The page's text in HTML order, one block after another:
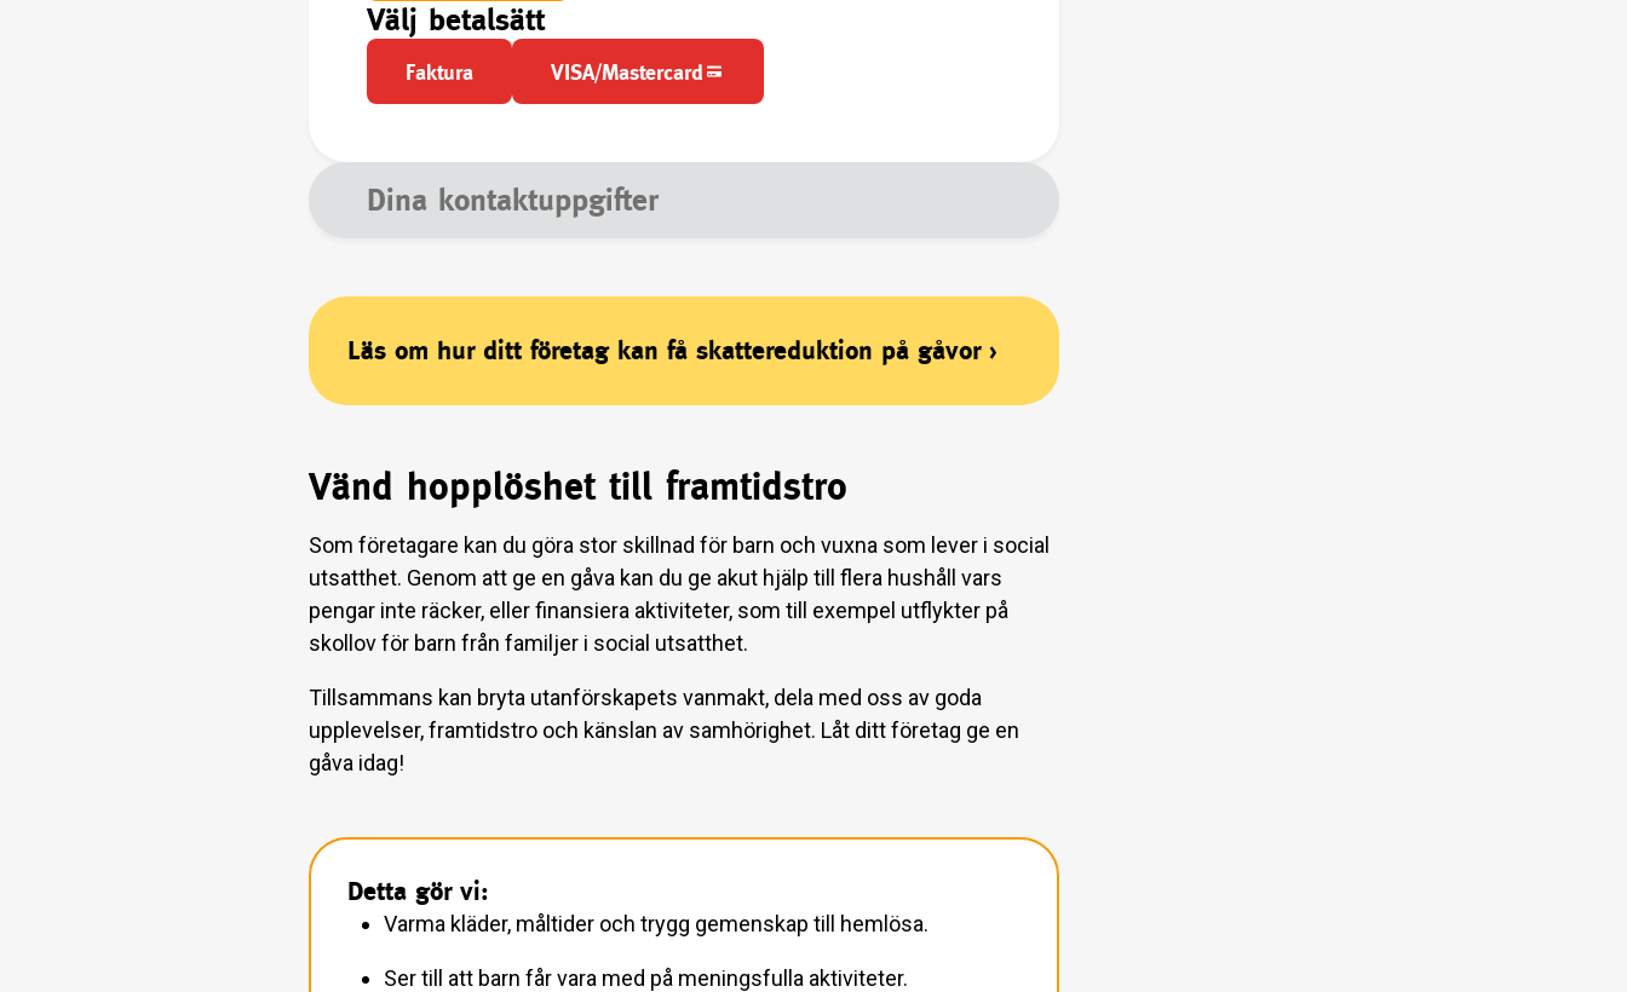
Välj betalsätt
Faktura VISA/Mastercard
Dina kontaktuppgifter
Läs om hur ditt företag kan få skattereduktion på gåvor›
Vänd hopplöshet till framtidstro
Som företagare kan du göra stor skillnad för barn och vuxna som lever i social
utsatthet. Genom att ge en gåva kan du ge akut hjälp till flera hushåll vars
pengar inte räcker, eller finansiera aktiviteter, som till exempel utflykter på
skollov för barn från familjer i social utsatthet.
Tillsammans kan bryta utanförskapets vanmakt, dela med oss av goda
upplevelser, framtidstro och känslan av samhörighet. Låt ditt företag ge en
gåva idag!
Detta gör vi:
Varma kläder, måltider och trygg gemenskap till hemlösa.
Ser till att barn får vara med på meningsfulla aktiviteter.